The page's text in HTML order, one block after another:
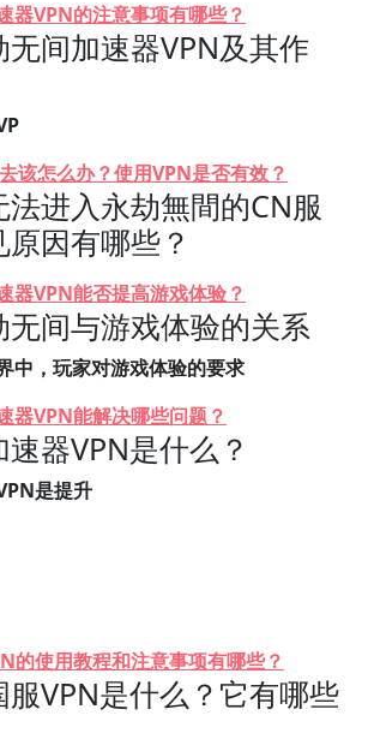
器VPN的注意事项有哪些？
间加速器VPN及其作
该怎么办？使用VPN是否有效？
法进入永劫無間的CN服
因有哪些？
器VPN能否提高游戏体验？
无间与游戏体验的关系
中，玩家对游戏体验的要求
器VPN能解决哪些问题？
器VPN是什么？
是提升
的使用教程和注意事项有哪些？
服VPN是什么？它有哪些